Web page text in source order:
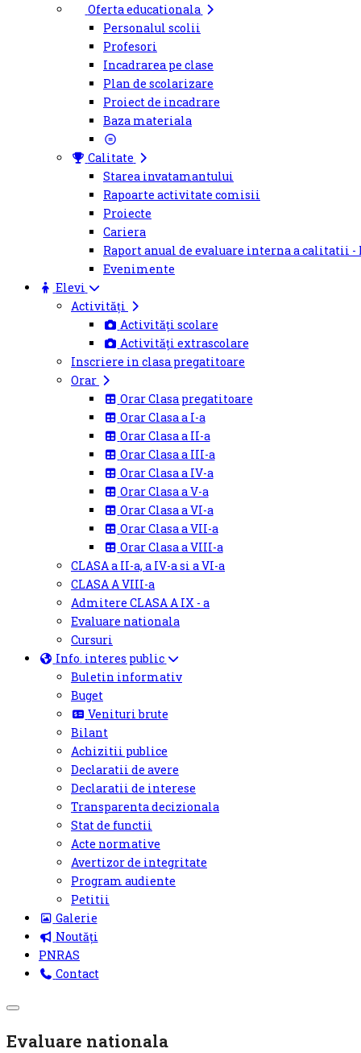
Oferta educationala
Personalul scolii
Profesori
Incadrarea pe clase
Plan de scolarizare
Proiect de incadrare
Baza materiala
Calitate
Starea invatamantului
Rapoarte activitate comisii
Proiecte
Cariera
Raport anual de evaluare interna a calitatii -
Evenimente
Elevi
Activități
Activități scolare
Activități extrascolare
Inscriere in clasa pregatitoare
Orar
Orar Clasa pregatitoare
Orar Clasa a I-a
Orar Clasa a II-a
Orar Clasa a III-a
Orar Clasa a IV-a
Orar Clasa a V-a
Orar Clasa a VI-a
Orar Clasa a VII-a
Orar Clasa a VIII-a
CLASA a II-a, a IV-a si a VI-a
CLASA A VIII-a
Admitere CLASA A IX - a
Evaluare nationala
Cursuri
Info. interes public
Buletin informativ
Buget
Venituri brute
Bilant
Achizitii publice
Declaratii de avere
Declaratii de interese
Transparenta decizionala
Stat de functii
Acte normative
Avertizor de integritate
Program audiente
Petitii
Galerie
Noutăți
PNRAS
Contact
Off-
Toggle
Evaluare nationala